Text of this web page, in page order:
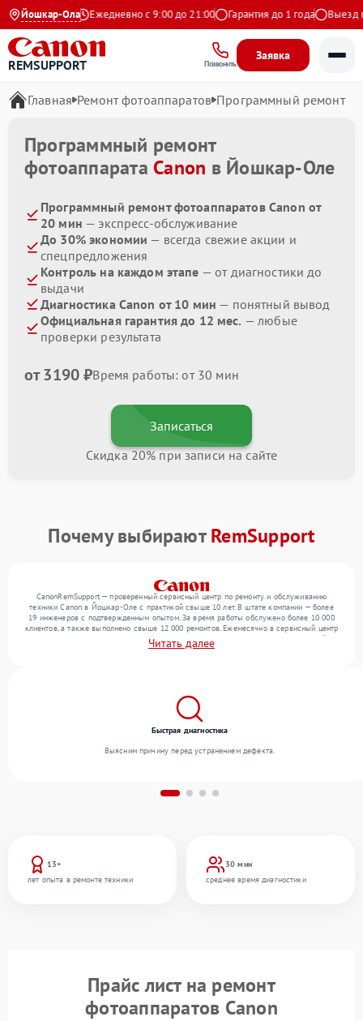
Йошкар-Ола
4.9 на Яндекс Ежедневно с 9:00 до 21:00 Гарантия до 1 года Выезд
REMSUPPORT Позвонить
Заявка
Главная Ремонт фотоаппаратов Программный ремонт
Программный ремонт
фотоаппарата Canon в Йошкар-Оле
Программный ремонт фотоаппаратов Canon от
20 мин — экспресс-обслуживание
До 30% экономии — всегда свежие акции и
спецпредложения
Контроль на каждом этапе — от диагностики до
выдачи
Диагностика Canon от 10 мин — понятный вывод
Официальная гарантия до 12 мес. — любые
проверки результата
от 3190 ₽Время работы: от 30 мин
Записаться
Скидка 20% при записи на сайте
Почему выбираютRemSupport
CanonRemSupport — проверенный сервисный центр по ремонту и обслуживанию
техники Canon в Йошкар-Оле с практикой свыше 10 лет. В штате компании — более
19 инженеров с подтвержденным опытом. За время работы обслужено более 10 000
клиентов, а также выполнено свыше 12 000 ремонтов. Ежемесячно в сервисный центр
поступает свыше 300 единиц техники, включая , , . Мы беремся за задачи любой
сложности и гарантируем высокое качество обслуживания благодаря использованию
Читать далее
13+
лет опыта в ремонте техники
30 мин
среднее время диагностики
Быстрая диагностика
Выясним причину перед устранением дефекта.
Прайс лист на ремонт
фотоаппаратов Canon